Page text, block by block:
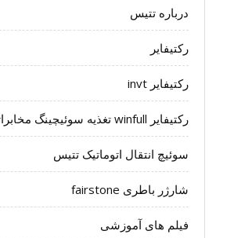
درباره تتیس
رکتیفایر
رکتیفایر invt
رکتیفایر winfull تغذیه سوئیچینگ مخابراتی
سوئیچ انتقال اتوماتیک تتیس
شارژر باطری fairstone
فیلم های آموزشی